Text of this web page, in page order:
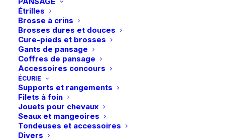
Étrilles
Brosse à crins
Brosses dures et douces
Cure-pieds et brosses
Gants de pansage
Coffres de pansage
Accessoires concours
ÉCURIE
Supports et rangements
Filets à foin
Jouets pour chevaux
Seaux et mangeoires
Tondeuses et accessoires
Divers
AJOUTER AU PANIER
FreeJump | Étriers
Soft’Up Lite – Noir/Iron
Matte
CHOIX DES OPTIONS